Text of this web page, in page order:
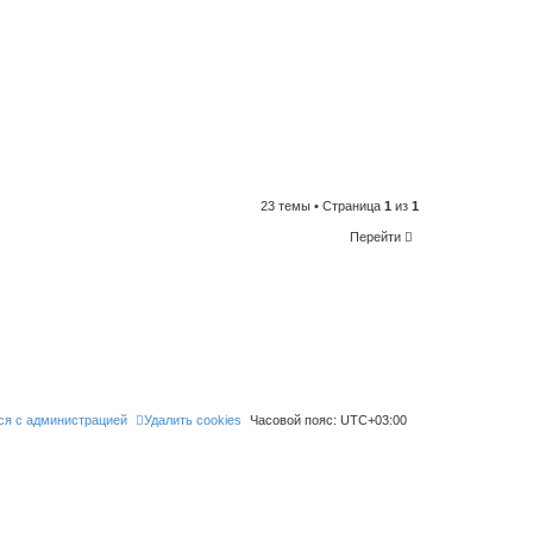
23 темы • Страница 1 из 1
Перейти
Часовой пояс: UTC+03:00
Удалить cookies
с администрацией